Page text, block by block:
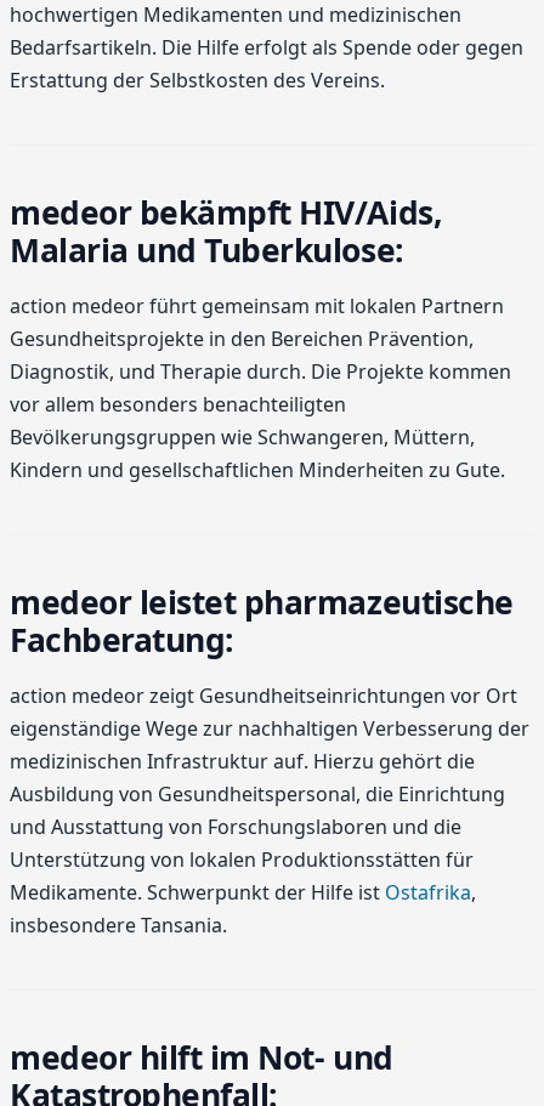
hochwertigen Medikamenten und medizinischen
Bedarfsartikeln. Die Hilfe erfolgt als Spende oder gegen
Erstattung der Selbstkosten des Vereins.
medeor bekämpft HIV/Aids,
Malaria und Tuberkulose:
action medeor führt gemeinsam mit lokalen Partnern
Gesundheitsprojekte in den Bereichen Prävention,
Diagnostik, und Therapie durch. Die Projekte kommen
vor allem besonders benachteiligten
Bevölkerungsgruppen wie Schwangeren, Müttern,
Kindern und gesellschaftlichen Minderheiten zu Gute.
medeor leistet pharmazeutische
Fachberatung:
action medeor zeigt Gesundheitseinrichtungen vor Ort
eigenständige Wege zur nachhaltigen Verbesserung der
medizinischen Infrastruktur auf. Hierzu gehört die
Ausbildung von Gesundheitspersonal, die Einrichtung
und Ausstattung von Forschungslaboren und die
Unterstützung von lokalen Produktionsstätten für
Medikamente. Schwerpunkt der Hilfe ist Ostafrika,
insbesondere Tansania.
medeor hilft im Not- und
Katastrophenfall: